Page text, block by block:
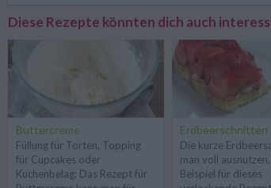
Diese Rezepte könnten dich auch
Buttercreme
Füllung für Torten, Topping
für Cupcakes oder
Kuchenbelag: Das Rezept für
Erdbeerschnitten
Die kurze
man voll
Beispiel für dieses